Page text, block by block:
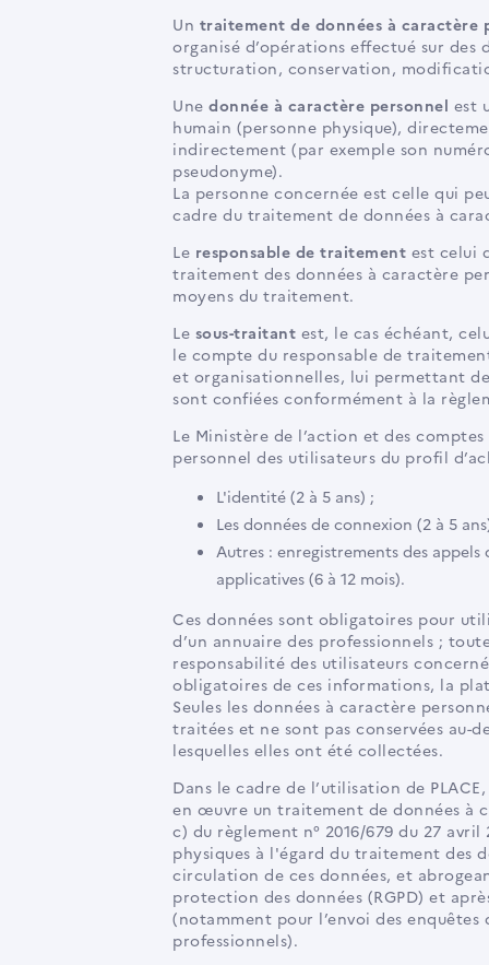
Un traitement de données à caractère
organisé d’opérations effectué sur
structuration, conservation,
Une donnée à caractère personnel est
humain (personne physique),
indirectement (par exemple son
pseudonyme).
La personne concernée est celle qui
cadre du traitement de données à
Le responsable de traitement est celui
traitement des données à caractère
moyens du traitement.
Le sous-traitant est, le cas échéant,
le compte du responsable de
et organisationnelles, lui permettant
sont confiées conformément à la
Le Ministère de l’action et des
personnel des utilisateurs du profil
L'identité (2 à 5 ans) ;
Les données de connexion (2 à 5
Autres : enregistrements des
applicatives (6 à 12 mois).
Ces données sont obligatoires pour
d’un annuaire des professionnels ;
responsabilité des utilisateurs
obligatoires de ces informations, la
Seules les données à caractère
traitées et ne sont pas conservées au-
lesquelles elles ont été collectées.
Dans le cadre de l’utilisation de
en œuvre un traitement de données à
c) du règlement n° 2016/679 du 27
physiques à l'égard du traitement des
circulation de ces données, et
protection des données (RGPD) et
(notamment pour l’envoi des
professionnels).